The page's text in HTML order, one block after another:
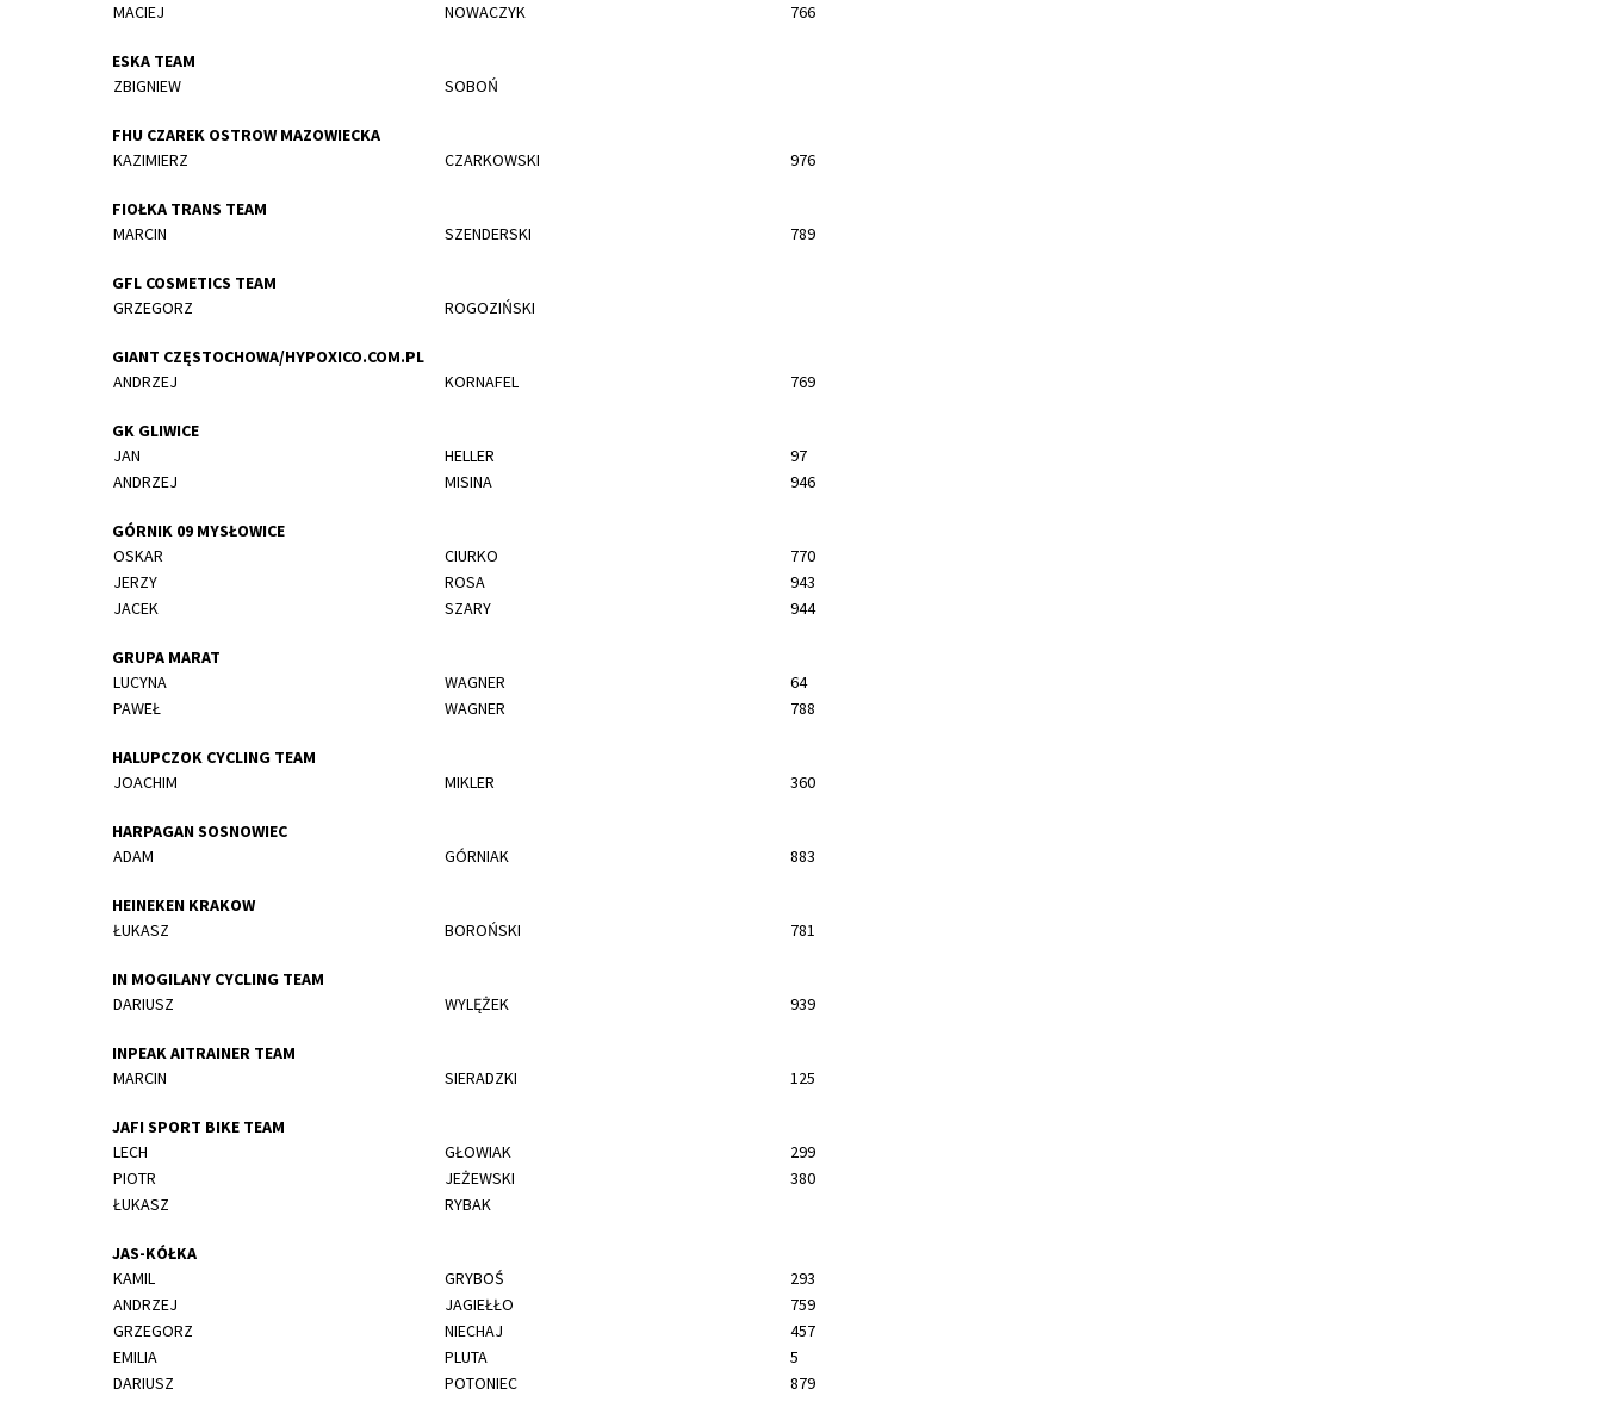
MACIEJ
NOWACZYK 766
ESKA TEAM
ZBIGNIEW
SOBOŃ
FHU CZAREK OSTROW MAZOWIECKA
KAZIMIERZ
CZARKOWSKI 976
FIOŁKA TRANS TEAM
MARCIN
SZENDERSKI 789
GFL COSMETICS TEAM
GRZEGORZ
ROGOZIŃSKI
GIANT CZĘSTOCHOWA/HYPOXICO.COM.PL
ANDRZEJ
KORNAFEL 769
GK GLIWICE
JAN
HELLER
97
ANDRZEJ
MISINA 946
GÓRNIK 09 MYSŁOWICE
OSKAR
CIURKO
770
JERZY
ROSA
943
JACEK
SZARY 944
GRUPA MARAT
LUCYNA
WAGNER
64
PAWEŁ
WAGNER 788
HALUPCZOK CYCLING TEAM
JOACHIM
MIKLER 360
HARPAGAN SOSNOWIEC
ADAM
GÓRNIAK 883
HEINEKEN KRAKOW
ŁUKASZ
BOROŃSKI 781
IN MOGILANY CYCLING TEAM
DARIUSZ
WYLĘŻEK 939
INPEAK AITRAINER TEAM
MARCIN
SIERADZKI 125
JAFI SPORT BIKE TEAM
LECH
GŁOWIAK
299
PIOTR
JEŻEWSKI
380
ŁUKASZ
RYBAK
JAS-KÓŁKA
KAMIL
GRYBOŚ
293
ANDRZEJ
JAGIEŁŁO
759
GRZEGORZ
NIECHAJ
457
EMILIA
PLUTA
5
DARIUSZ
POTONIEC 879